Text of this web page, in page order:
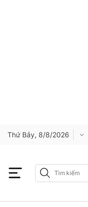
Thứ Bảy, 8/8/2026